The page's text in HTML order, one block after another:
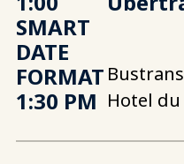
SMART
DATE
FORMAT
1:30 PM Hotel